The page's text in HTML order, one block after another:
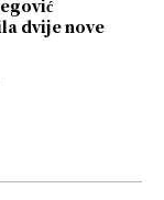
dvije nove